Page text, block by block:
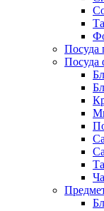
Посуда
Посуда